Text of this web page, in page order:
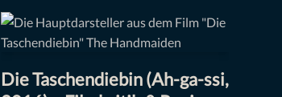
Die Taschendiebin (Ah-ga-ssi,